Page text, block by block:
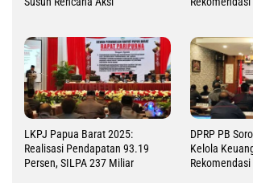
LKPJ Papua Barat 2025:
Realisasi Pendapatan 93.19
Persen, SILPA 237 Miliar
DPRP PB
Kelola